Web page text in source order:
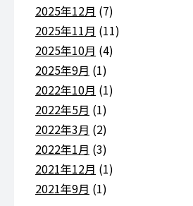
2025年12月 (7)
2025年11月 (11)
2025年10月 (4)
2025年9月 (1)
2022年10月 (1)
2022年5月 (1)
2022年3月 (2)
2022年1月 (3)
2021年12月 (1)
2021年9月 (1)